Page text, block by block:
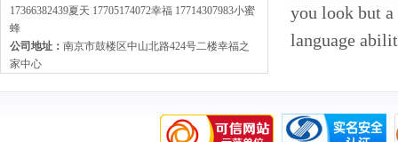
you look but
language
17366382439夏天 17705174072幸福 17714307983小蜜
蜂
公司地址： 南京市鼓楼区中山北路424号二楼幸福之
家中心